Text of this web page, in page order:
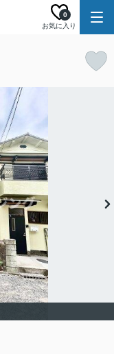
お気に入り
0